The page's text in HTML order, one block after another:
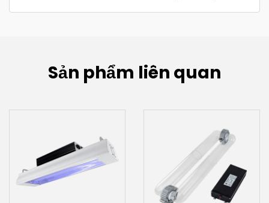
Sản phẩm liên quan